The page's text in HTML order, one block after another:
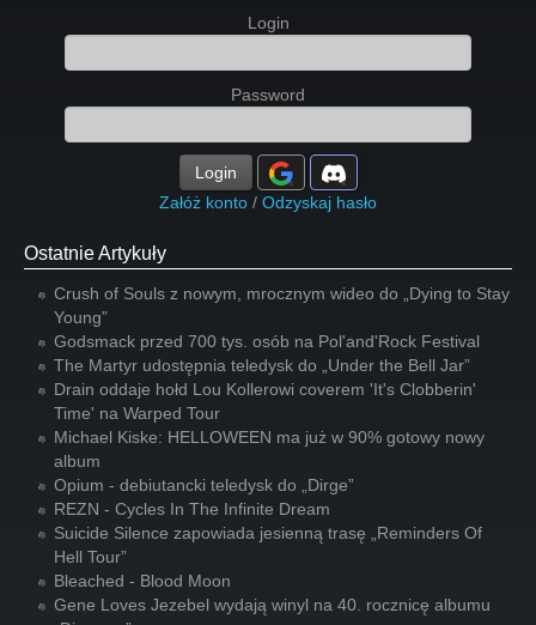
Login
Password
Login
Załóż konto / Odzyskaj hasło
Ostatnie Artykuły
Crush of Souls z nowym, mrocznym wideo do „Dying to Stay
Young”
Godsmack przed 700 tys. osób na Pol'and'Rock Festival
The Martyr udostępnia teledysk do „Under the Bell Jar”
Drain oddaje hołd Lou Kollerowi coverem 'It's Clobberin'
Time' na Warped Tour
Michael Kiske: HELLOWEEN ma już w 90% gotowy nowy
album
Opium - debiutancki teledysk do „Dirge”
REZN - Cycles In The Infinite Dream
Suicide Silence zapowiada jesienną trasę „Reminders Of
Hell Tour”
Bleached - Blood Moon
Gene Loves Jezebel wydają winyl na 40. rocznicę albumu